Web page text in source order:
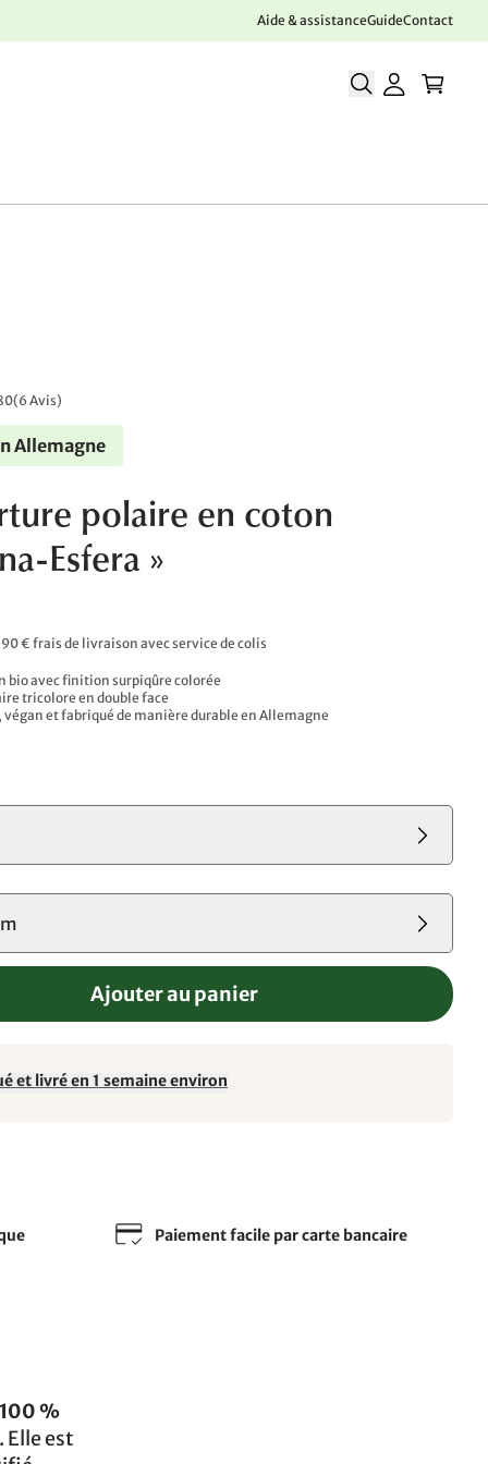
Aide & assistanceGuideContact
(6 Avis)
Allemagne
polaire en coton
Esfera »
€ frais de livraison avec service de colis
bio avec finition surpiqûre colorée​
tricolore en double face​
végan et fabriqué de manière durable en Allemagne
Ajouter au panier
et livré en 1 semaine environ
Paiement facile par carte bancaire
100 %
Elle est